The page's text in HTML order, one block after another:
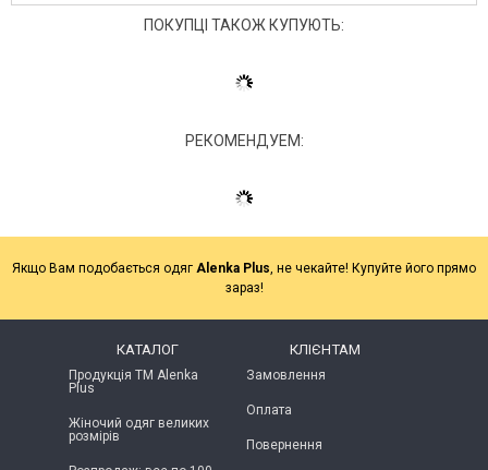
ПОКУПЦІ ТАКОЖ КУПУЮТЬ:
РЕКОМЕНДУЕМ:
Якщо Вам подобається одяг Alenka Plus , не чекайте! Купуйте його прямо
зараз!
КАТАЛОГ
Продукція ТМ Alenka
Plus
Жіночий одяг великих
розмірів
КЛІЄНТАМ
Замовлення
Оплата
Повернення